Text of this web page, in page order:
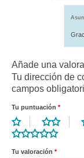
Añade una
Tu dirección de
campos
Tu puntuación *
Tu valoración *